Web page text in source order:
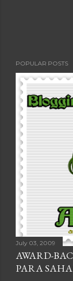
POPULAR POSTS
July 03, 2009
AWARD-
PARA